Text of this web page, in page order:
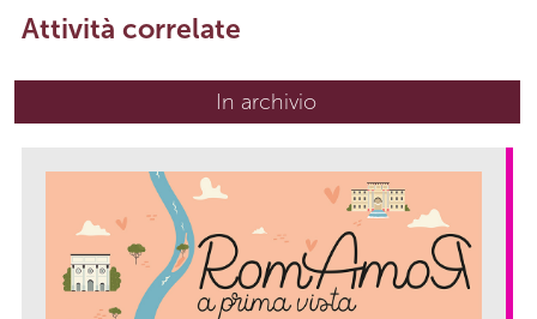
Attività correlate
In archivio